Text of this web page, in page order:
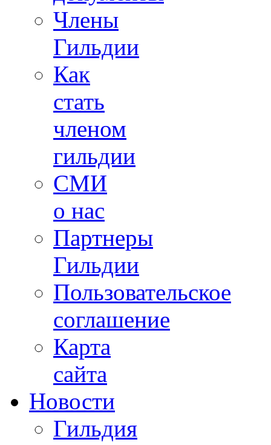
Члены
Гильдии
Как
стать
членом
гильдии
СМИ
о нас
Партнеры
Гильдии
Пользовательское
соглашение
Карта
сайта
Новости
Гильдия